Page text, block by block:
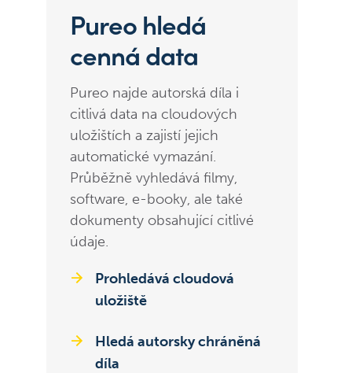
Pureo hledá
cenná data
Pureo najde autorská díla i
citlivá data na cloudových
uložištích a zajistí jejich
automatické vymazání.
Průběžně vyhledává filmy,
software, e-booky, ale také
dokumenty obsahující citlivé
údaje.
Prohledává cloudová
uložiště
Hledá autorsky chráněná
díla